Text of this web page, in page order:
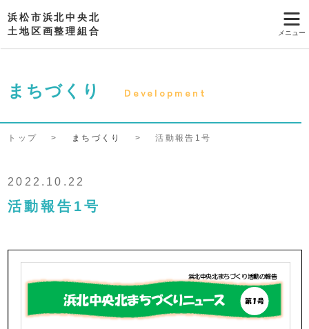
浜松市浜北中央北
土地区画整理組合
まちづくり Development
トップ > まちづくり > 活動報告1号
2022.10.22
活動報告1号